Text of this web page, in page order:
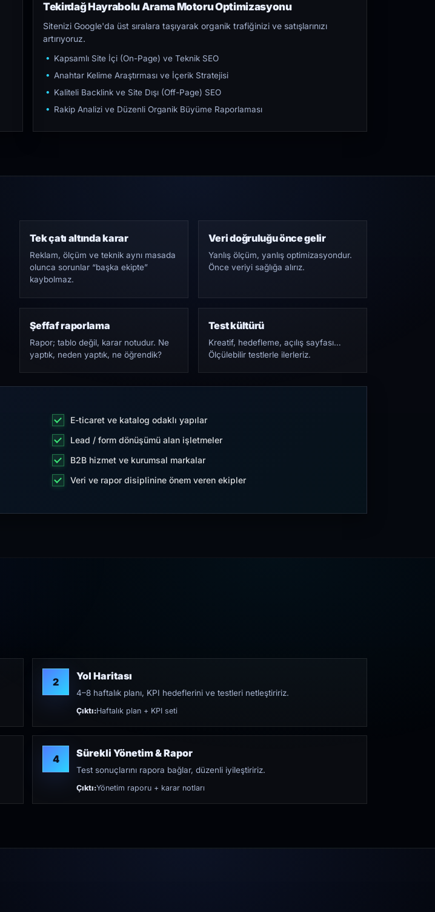
Tekirdağ Hayrabolu Arama Motoru Optimizasyonu
Sitenizi Google'da üst sıralara taşıyarak organik trafiğinizi ve satışlarınızı
artırıyoruz.
Kapsamlı Site İçi (On-Page) ve Teknik SEO
Anahtar Kelime Araştırması ve İçerik Stratejisi
Kaliteli Backlink ve Site Dışı (Off-Page) SEO
Rakip Analizi ve Düzenli Organik Büyüme Raporlaması
Tek çatı altında karar
Reklam, ölçüm ve teknik aynı masada
olunca sorunlar “başka ekipte”
kaybolmaz.
Veri doğruluğu önce gelir
Yanlış ölçüm, yanlış optimizasyondur.
Önce veriyi sağlığa alırız.
Şeffaf raporlama
Rapor; tablo değil, karar notudur. Ne
yaptık, neden yaptık, ne öğrendik?
Test kültürü
Kreatif, hedefleme, açılış sayfası…
Ölçülebilir testlerle ilerleriz.
E-ticaret ve katalog odaklı yapılar
Lead / form dönüşümü alan işletmeler
B2B hizmet ve kurumsal markalar
Veri ve rapor disiplinine önem veren ekipler
2 Yol Haritası
4–8 haftalık planı, KPI hedeflerini ve testleri netleştiririz.
Çıktı:Haftalık plan + KPI seti
4 Sürekli Yönetim & Rapor
Test sonuçlarını rapora bağlar, düzenli iyileştiririz.
Çıktı:Yönetim raporu + karar notları